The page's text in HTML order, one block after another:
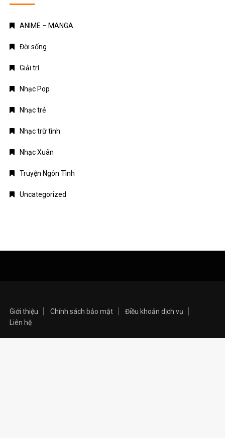
ANIME – MANGA
Đời sống
Giải trí
Nhạc Pop
Nhạc trẻ
Nhạc trữ tình
Nhạc Xuân
Truyện Ngôn Tình
Uncategorized
Giới thiệu Chính sách bảo mật
Điều khoản dịch vụ
Liên hệ